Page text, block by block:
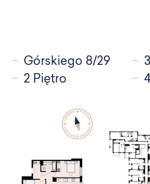
Górskiego 8/29
2 Piętro